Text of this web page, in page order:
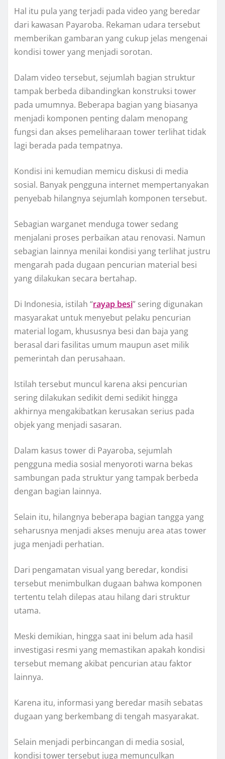
Hal itu pula yang terjadi pada video yang beredar
dari kawasan Payaroba. Rekaman udara tersebut
memberikan gambaran yang cukup jelas mengenai
kondisi tower yang menjadi sorotan.
Dalam video tersebut, sejumlah bagian struktur
tampak berbeda dibandingkan konstruksi tower
pada umumnya. Beberapa bagian yang biasanya
menjadi komponen penting dalam menopang
fungsi dan akses pemeliharaan tower terlihat tidak
lagi berada pada tempatnya.
Kondisi ini kemudian memicu diskusi di media
sosial. Banyak pengguna internet mempertanyakan
penyebab hilangnya sejumlah komponen tersebut.
Sebagian warganet menduga tower sedang
menjalani proses perbaikan atau renovasi. Namun
sebagian lainnya menilai kondisi yang terlihat justru
mengarah pada dugaan pencurian material besi
yang dilakukan secara bertahap.
Di Indonesia, istilah “rayap besi” sering digunakan
masyarakat untuk menyebut pelaku pencurian
material logam, khususnya besi dan baja yang
berasal dari fasilitas umum maupun aset milik
pemerintah dan perusahaan.
Istilah tersebut muncul karena aksi pencurian
sering dilakukan sedikit demi sedikit hingga
akhirnya mengakibatkan kerusakan serius pada
objek yang menjadi sasaran.
Dalam kasus tower di Payaroba, sejumlah
pengguna media sosial menyoroti warna bekas
sambungan pada struktur yang tampak berbeda
dengan bagian lainnya.
Selain itu, hilangnya beberapa bagian tangga yang
seharusnya menjadi akses menuju area atas tower
juga menjadi perhatian.
Dari pengamatan visual yang beredar, kondisi
tersebut menimbulkan dugaan bahwa komponen
tertentu telah dilepas atau hilang dari struktur
utama.
Meski demikian, hingga saat ini belum ada hasil
investigasi resmi yang memastikan apakah kondisi
tersebut memang akibat pencurian atau faktor
lainnya.
Karena itu, informasi yang beredar masih sebatas
dugaan yang berkembang di tengah masyarakat.
Selain menjadi perbincangan di media sosial,
kondisi tower tersebut juga memunculkan